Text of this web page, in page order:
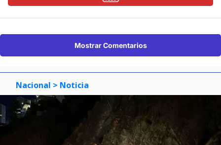
Mostrar Comentarios
Nacional > Noticia